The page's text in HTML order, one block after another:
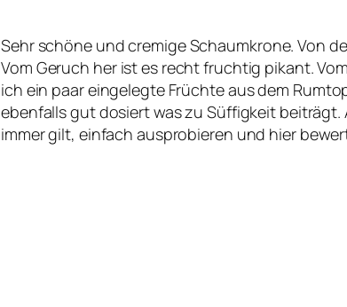
Sehr schöne und cremige Schaumkrone. Von
Vom Geruch her ist es recht fruchtig pikant.
ich ein paar eingelegte Früchte aus dem
ebenfalls gut dosiert was zu Süffigkeit beiträgt.
immer gilt, einfach ausprobieren und hier